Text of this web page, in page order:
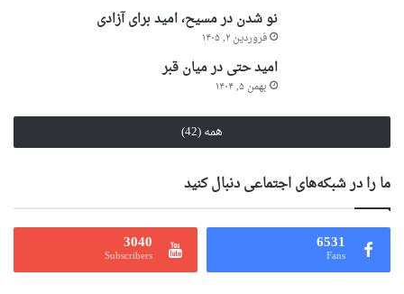
نو شدن در مسیح، امید برای آزادی
فروردین ۲, ۱۴۰۵
امید حتی در میان قبر
بهمن ۵, ۱۴۰۴
همه (42)
ما را در شبکه‌های اجتماعی دنبال کنید
6531
Fans
3040
Subscribers